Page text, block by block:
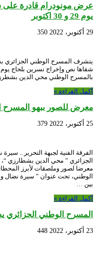
عرض مونودرام قادرة على
يوم 29 و 30 اكتوبر
29 أكتوبر، 2022 350
يتشرف المسرح الوطني الجزائري
بالمسرح الوطني محي الدين
أكمل القراءة »
معرض للصور ببهو المسرح
25 أكتوبر، 2022 379
الفرقة الفنية لجبهة التحرير ..
الجزائري ” محي الدين بشطارزي “،
معرضا لصور وملصقات لأبرز
الوطني، تحت عنوان ” سيرة نضال
بين …
أكمل القراءة »
المسرح الوطني الجزائري
23 أكتوبر، 2022 448